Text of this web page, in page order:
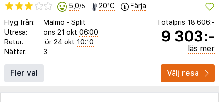
5,0/5 20°C Färja
Flyg från: Malmö - Split
Utresa:
ons 21 okt 06:00
Retur:
lör 24 okt 10:10
Nätter:
3
Totalpris 18 606:-
9 303:-
läs mer
Fler val Välj resa